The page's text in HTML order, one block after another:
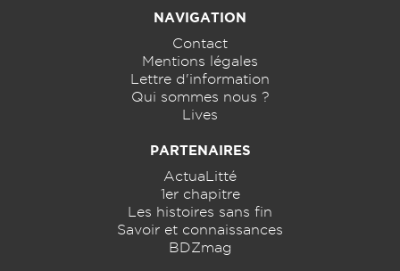
NAVIGATION
Contact
Mentions légales
Lettre d'information
Qui sommes nous ?
Lives
PARTENAIRES
ActuaLitté
1er chapitre
Les histoires sans fin
Savoir et connaissances
BDZmag